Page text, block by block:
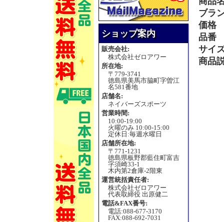
ショップ案内
販売会社:
株式会社ゼロアワー
所在地:
〒779-3741
徳島県美馬市脇町字曽江
名581番地
店舗名:
ネイバーズスポーツ
営業時間:
10:00-19:00
火曜のみ 10:00-15:00
定休日:毎週水曜日
店舗所在地:
〒771-1231
徳島県板野郡藍住町富吉
字須崎33-1
木内第2倉庫-2階東
運営統括責任者:
株式会社ゼロアワー
代表取締役 出原健二
電話&FAX番号:
電話:088-677-3170
FAX:088-692-7031
ブラ
価格
品番
サイ
商品